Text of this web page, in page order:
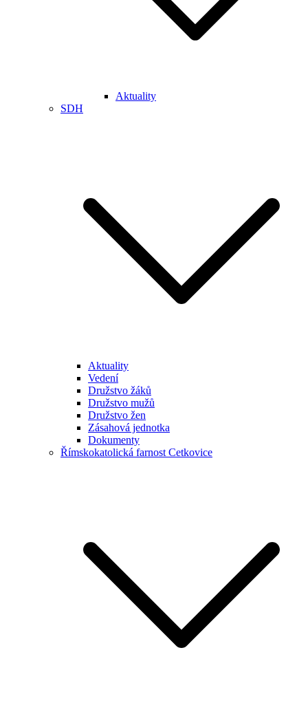
Aktuality
SDH
Aktuality
Vedení
Družstvo žáků
Družstvo mužů
Družstvo žen
Zásahová jednotka
Dokumenty
Římskokatolická farnost Cetkovice